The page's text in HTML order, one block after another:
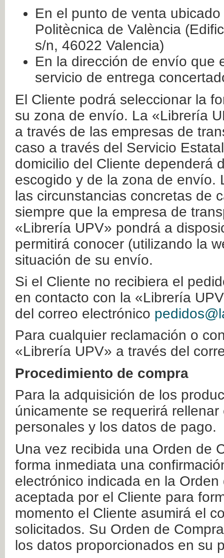
En el punto de venta
Politècnica de València
s/n, 46022 Valencia)
En la dirección de envío que
servicio de entrega
El Cliente podrá seleccionar la
su zona de envío. La «Librería
a través de las empresas de
caso a través del Servicio
domicilio del Cliente dependerá
escogido y de la zona de envío.
las circunstancias concretas de
siempre que la empresa de
«Librería UPV» pondrá a
permitirá conocer (utilizando la
situación de su envío.
Si el Cliente no recibiera el
en contacto con la «Librería
del correo electrónico
Para cualquier reclamación o
«Librería UPV» a través del
Procedimiento de compra
Para la adquisición de los
únicamente se requerirá
personales y los datos de pago.
Una vez recibida una Orden de
forma inmediata una
electrónico indicada en la
aceptada por el Cliente para
momento el Cliente asumirá el
solicitados. Su Orden de
los datos proporcionados en su